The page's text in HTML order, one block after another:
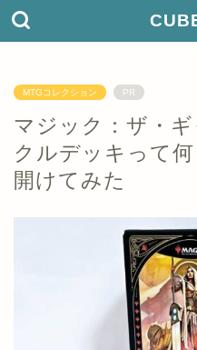
MTGコレクション PR
マジック：ザ・
クルデッキって
開けてみた